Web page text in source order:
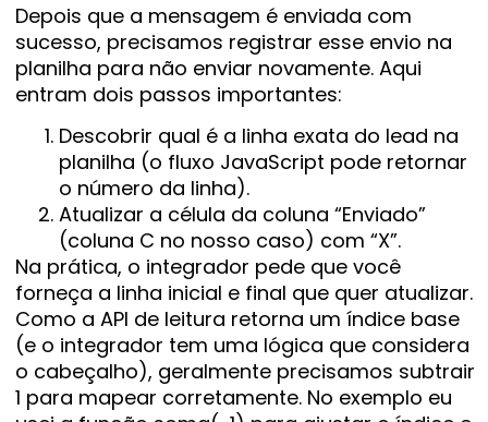
Depois que a mensagem é enviada com
sucesso, precisamos registrar esse envio na
planilha para não enviar novamente. Aqui
entram dois passos importantes:
Descobrir qual é a linha exata do lead na
planilha (o fluxo JavaScript pode retornar
o número da linha).
Atualizar a célula da coluna “Enviado”
(coluna C no nosso caso) com “X”.
Na prática, o integrador pede que você
forneça a linha inicial e final que quer atualizar.
Como a API de leitura retorna um índice base
(e o integrador tem uma lógica que considera
o cabeçalho), geralmente precisamos subtrair
1 para mapear corretamente. No exemplo eu